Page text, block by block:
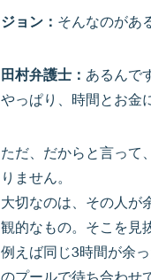
ジョン： そんなのがあ
田村弁護士： あるんで
やっぱり、時間とお金
ただ、だからと言って
りません。
大切なのは、その人が
観的なもの。そこを見
例えば同じ3時間が余
のプールで待ち合わせ